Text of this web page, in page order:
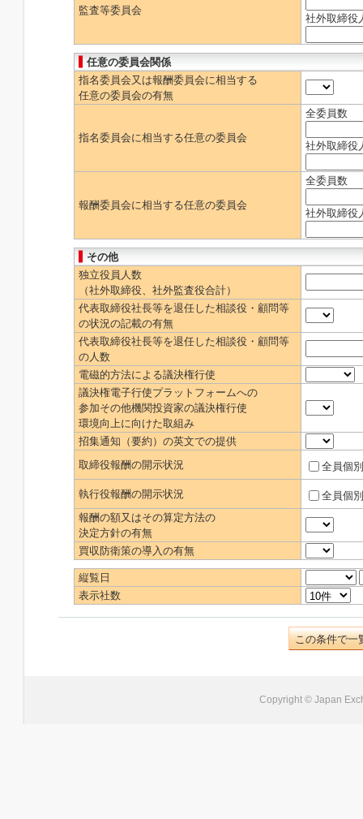
監査等委員会
社外取締役
任意の委員会関係
指名委員会又は報酬委員会に相当する
任意の委員会の有無
指名委員会に相当する任意の委員会
全委員数
社外取締役
報酬委員会に相当する任意の委員会
全委員数
社外取締役
その他
独立役員人数
（社外取締役、社外監査役合計）
代表取締役社長等を退任した相談役・顧問等
の状況の記載の有無
代表取締役社長等を退任した相談役・顧問等
の人数
電磁的方法による議決権行使
議決権電子行使プラットフォームへの
参加その他機関投資家の議決権行使
環境向上に向けた取組み
招集通知（要約）の英文での提供
取締役報酬の開示状況
全員個
執行役報酬の開示状況
全員個
報酬の額又はその算定方法の
決定方針の有無
買収防衛策の導入の有無
縦覧日
表示社数